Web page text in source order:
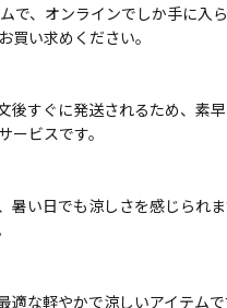
で、オンラインでしか手に入
買い求めください。
後すぐに発送されるため、素
ービスです。
暑い日でも涼しさを感じられ
適な軽やかで涼しいアイテム